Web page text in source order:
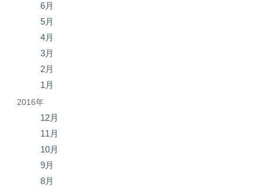
6月
5月
4月
3月
2月
1月
2016年
12月
11月
10月
9月
8月